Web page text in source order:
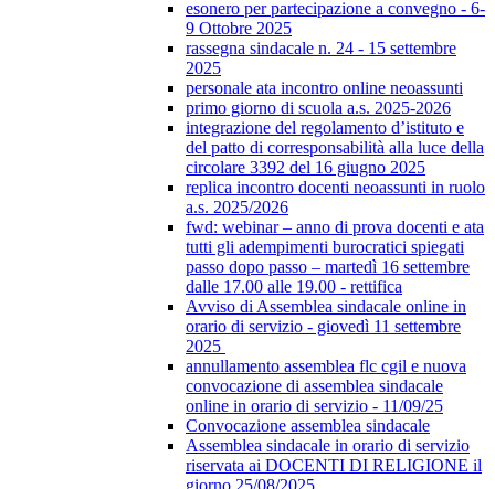
esonero per partecipazione a convegno - 6-
9 Ottobre 2025
rassegna sindacale n. 24 - 15 settembre
2025
personale ata incontro online neoassunti
primo giorno di scuola a.s. 2025-2026
integrazione del regolamento d’istituto e
del patto di corresponsabilità alla luce della
circolare 3392 del 16 giugno 2025
replica incontro docenti neoassunti in ruolo
a.s. 2025/2026
fwd: webinar – anno di prova docenti e ata
tutti gli adempimenti burocratici spiegati
passo dopo passo – martedì 16 settembre
dalle 17.00 alle 19.00 - rettifica
Avviso di Assemblea sindacale online in
orario di servizio - giovedì 11 settembre
2025
annullamento assemblea flc cgil e nuova
convocazione di assemblea sindacale
online in orario di servizio - 11/09/25
Convocazione assemblea sindacale
Assemblea sindacale in orario di servizio
riservata ai DOCENTI DI RELIGIONE il